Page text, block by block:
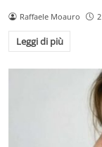
Raffaele Moauro
Leggi di più